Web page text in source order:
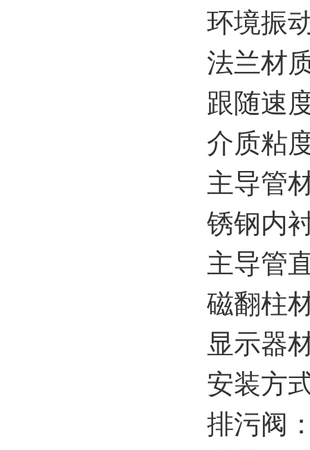
环境振
法兰材
跟随速
介质粘
主导管
锈钢内
主导管
磁翻柱
显示器
安装方
排污阀